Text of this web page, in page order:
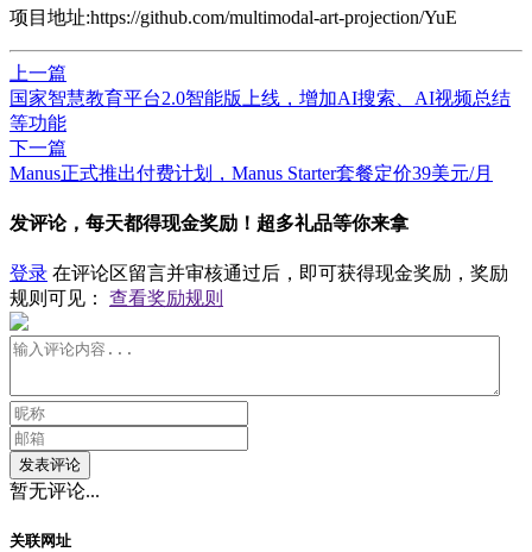
项目地址:https://github.com/multimodal-art-projection/YuE
上一篇
国家智慧教育平台2.0智能版上线，增加AI搜索、AI视频总结
等功能
下一篇
Manus正式推出付费计划，Manus Starter套餐定价39美元/月
发评论，每天都得现金奖励！超多礼品等你来拿
登录 在评论区留言并审核通过后，即可获得现金奖励，奖励
规则可见： 查看奖励规则
发表评论
暂无评论...
关联网址